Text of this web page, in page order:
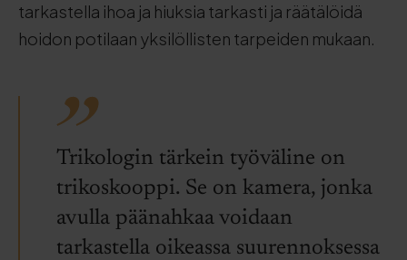
tarkastella ihoa ja hiuksia tarkasti ja räätälöidä
hoidon potilaan yksilöllisten tarpeiden mukaan.
Trikologin tärkein työväline on
trikoskooppi. Se on kamera, jonka
avulla päänahkaa voidaan
tarkastella oikeassa suurennoksessa